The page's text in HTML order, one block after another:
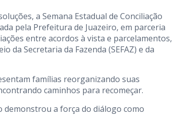
a Semana Estadual de Conciliação
pela Prefeitura de Juazeiro, em parceria
entre acordos à vista e parcelamentos,
da Secretaria da Fazenda (SEFAZ) e da
famílias reorganizando suas
caminhos para recomeçar.
demonstrou a força do diálogo como